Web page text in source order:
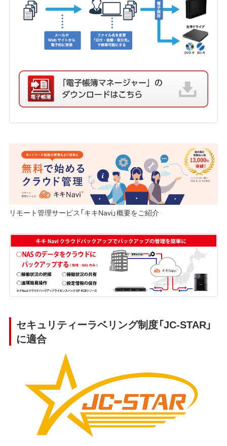
リモート管理サービス「キキNavi」概要をご紹介
セキュリティーラベリング制度「JC-STAR」
に適合